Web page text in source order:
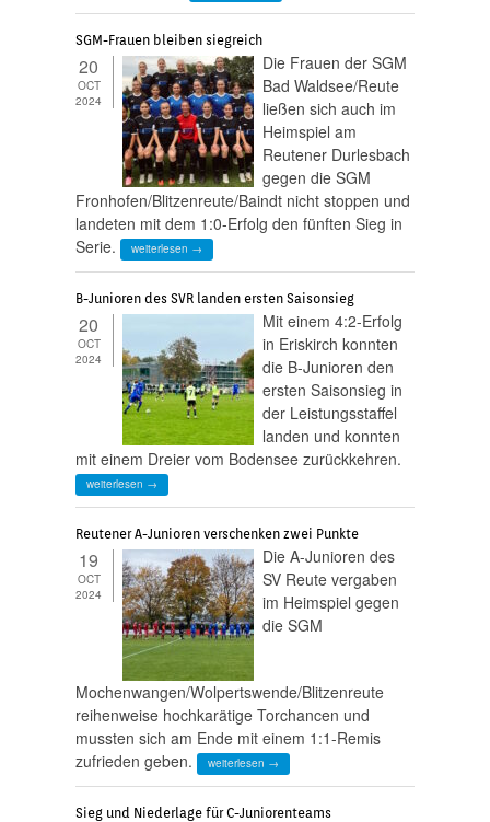
SGM-Frauen bleiben siegreich
20
OCT
2024
Die Frauen der SGM
Bad Waldsee/Reute
ließen sich auch im
Heimspiel am
Reutener Durlesbach
gegen die SGM
Fronhofen/Blitzenreute/Baindt nicht stoppen und
landeten mit dem 1:0-Erfolg den fünften Sieg in
Serie.
weiterlesen →
B-Junioren des SVR landen ersten Saisonsieg
20
OCT
2024
Mit einem 4:2-Erfolg
in Eriskirch konnten
die B-Junioren den
ersten Saisonsieg in
der Leistungsstaffel
landen und konnten
mit einem Dreier vom Bodensee zurückkehren.
weiterlesen →
Reutener A-Junioren verschenken zwei Punkte
19
OCT
2024
Die A-Junioren des
SV Reute vergaben
im Heimspiel gegen
die SGM
Mochenwangen/Wolpertswende/Blitzenreute
reihenweise hochkarätige Torchancen und
mussten sich am Ende mit einem 1:1-Remis
zufrieden geben.
weiterlesen →
Sieg und Niederlage für C-Juniorenteams